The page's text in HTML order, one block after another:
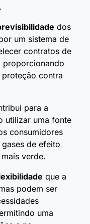
dos
um sistema de
contratos de
contra
para a
utilizar uma fonte
consumidores
de efeito
verde.
que a
podem ser
uma